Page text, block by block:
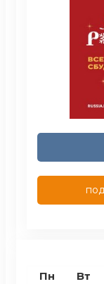
Пн
Вт